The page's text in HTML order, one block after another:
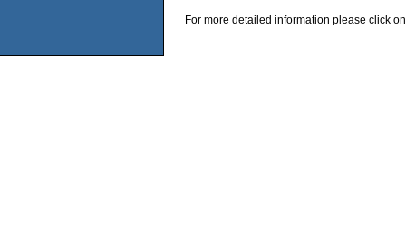
For more detailed information please click